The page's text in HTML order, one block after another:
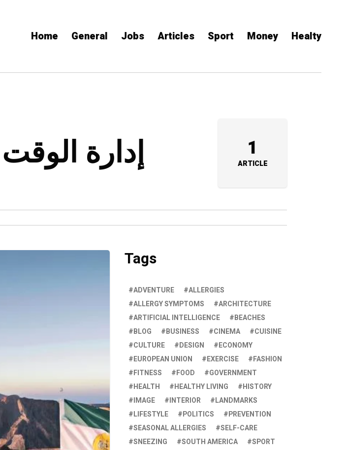
Home General Jobs Articles Sport Money Healty
All posts tagged in إدارة الوقت 1
ARTICLE
Tags
ADVENTURE
ALLERGIES
ALLERGY SYMPTOMS
ARCHITECTURE
ARTIFICIAL INTELLIGENCE
BEACHES
BLOG
BUSINESS CINEMA
CUISINE
CULTURE
DESIGN
ECONOMY
EUROPEAN UNION
EXERCISE
FASHION
FITNESS
FOOD
GOVERNMENT
HEALTH
HEALTHY LIVING
HISTORY
IMAGE
INTERIOR
LANDMARKS
LIFESTYLE
POLITICS
PREVENTION
SEASONAL ALLERGIES
SELF-CARE
SNEEZING
SOUTH AMERICA
SPORT